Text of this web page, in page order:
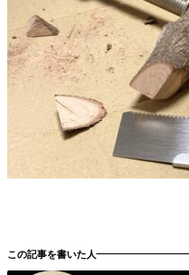
この記事を書いた人